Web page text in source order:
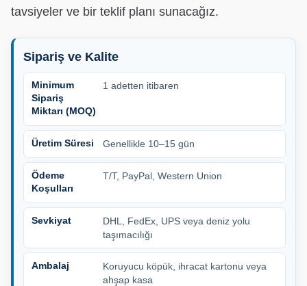
tavsiyeler ve bir teklif planı sunacağız.
Sipariş ve Kalite
Minimum
Sipariş
Miktarı (MOQ)
1 adetten itibaren
Üretim Süresi Genellikle 10–15 gün
Ödeme
Koşulları
T/T, PayPal, Western Union
Sevkiyat
DHL, FedEx, UPS veya deniz yolu
taşımacılığı
Ambalaj
Koruyucu köpük, ihracat kartonu veya
ahşap kasa